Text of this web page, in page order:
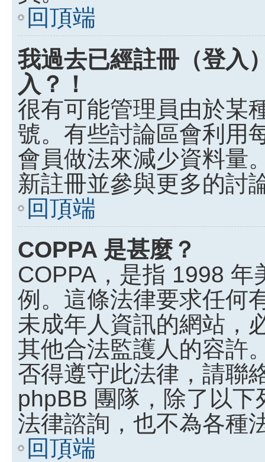
回頂端
我過去已經註冊（登入
入？！
很有可能管理員由於某
號。有些討論區會利用
會員做法來減少資料量
新註冊並參與更多的討
回頂端
COPPA 是甚麼？
COPPA，是指 1998
例。這條法律要求任何
未成年人資訊的網站，
其他合法監護人的容許
否得遵守此法律，請聯
phpBB 團隊，除了以
法律諮詢，也不為各種
回頂端